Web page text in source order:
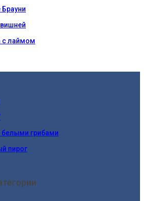
с лаймом
белыми грибами
пирог